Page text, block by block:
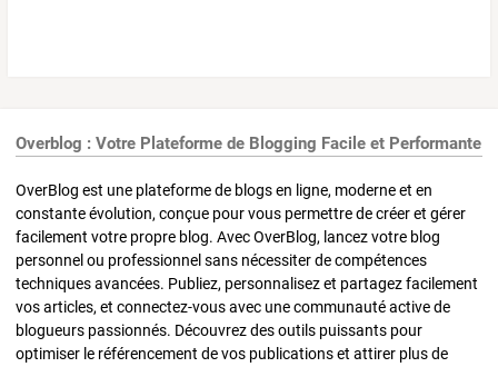
Overblog : Votre Plateforme de Blogging Facile et Performante
OverBlog est une plateforme de blogs en ligne, moderne et en
constante évolution, conçue pour vous permettre de créer et gérer
facilement votre propre blog. Avec OverBlog, lancez votre blog
personnel ou professionnel sans nécessiter de compétences
techniques avancées. Publiez, personnalisez et partagez facilement
vos articles, et connectez-vous avec une communauté active de
blogueurs passionnés. Découvrez des outils puissants pour
optimiser le référencement de vos publications et attirer plus de